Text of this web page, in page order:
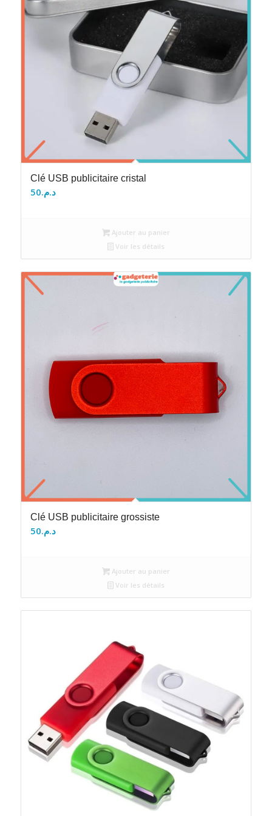
Clé USB publicitaire cristal
د.م.50
Ajouter au panier
Voir les détails
Clé USB publicitaire grossiste
د.م.50
Ajouter au panier
Voir les détails